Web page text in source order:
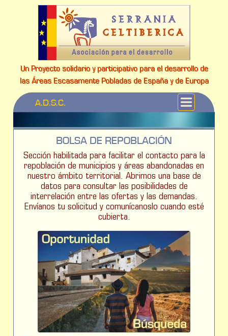
Un Proyecto solidario y participativo para el desarrollo de
las Áreas Escasamente Pobladas de España y de Europa
A.D.S.C.
BOLSA DE REPOBLACIÓN
Sección habilitada para facilitar el contacto para la
repoblación de municipios y áreas abandonadas en
nuestro ámbito territorial. Abrimos una base de
datos para consultar las posibilidades de
interrelación entre las ofertas y las demandas.
Envíanos tu solicitud y comunícanoslo cuando esté
cubierta.